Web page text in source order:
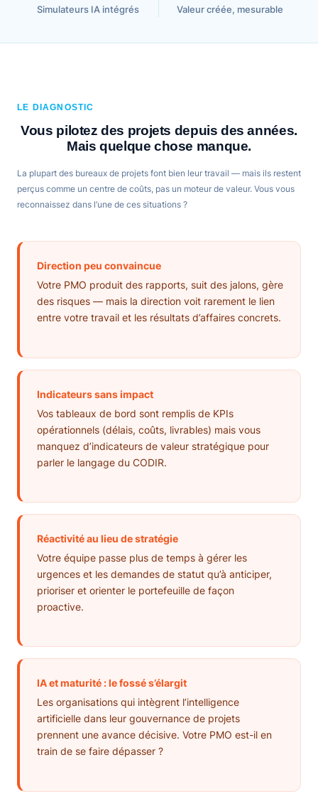
Simulateurs IA intégrés Valeur créée, mesurable
LE DIAGNOSTIC
Vous pilotez des projets depuis des années.
Mais quelque chose manque.
La plupart des bureaux de projets font bien leur travail — mais ils restent
perçus comme un centre de coûts, pas un moteur de valeur. Vous vous
reconnaissez dans l’une de ces situations ?
Direction peu convaincue
Votre PMO produit des rapports, suit des jalons, gère
des risques — mais la direction voit rarement le lien
entre votre travail et les résultats d’affaires concrets.
Indicateurs sans impact
Vos tableaux de bord sont remplis de KPIs
opérationnels (délais, coûts, livrables) mais vous
manquez d’indicateurs de valeur stratégique pour
parler le langage du CODIR.
Réactivité au lieu de stratégie
Votre équipe passe plus de temps à gérer les
urgences et les demandes de statut qu’à anticiper,
prioriser et orienter le portefeuille de façon
proactive.
IA et maturité : le fossé s’élargit
Les organisations qui intègrent l’intelligence
artificielle dans leur gouvernance de projets
prennent une avance décisive. Votre PMO est-il en
train de se faire dépasser ?